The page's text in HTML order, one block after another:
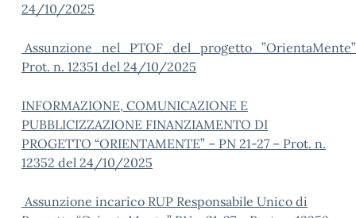
24/10/2025
Prot. n. 12351 del 24/10/2025
INFORMAZIONE, COMUNICAZIONE E
PUBBLICIZZAZIONE FINANZIAMENTO DI
PROGETTO “ORIENTAMENTE” – PN 21-27 – Prot. n.
12352 del 24/10/2025
Assunzione incarico RUP Responsabile Unico di